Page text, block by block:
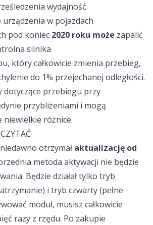
wydajność
w pojazdach
pod koniec 2020 roku może zapalić
silnika
który całkowicie zmienia przebieg,
do 1% przejechanej odległości.
dotyczące przebiegu przy
przybliżeniami i mogą
niewielkie różnice.
otrzymał aktualizację od
metoda aktywacji nie będzie
Będzie działał tylko tryb
i tryb czwarty (pełne
moduł, musisz całkowicie
razy z rzędu. Po zakupie